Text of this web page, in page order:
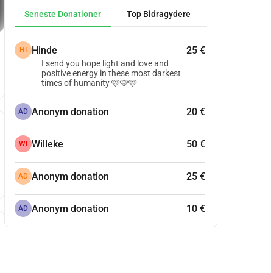
Seneste Donationer Top Bidragydere
HI Hinde 25 €
I send you hope light and love and
positive energy in these most darkest
times of humanity 🩷🩷🩷
AD Anonym donation 20 €
WI Willeke 50 €
AD Anonym donation 25 €
AD Anonym donation 10 €